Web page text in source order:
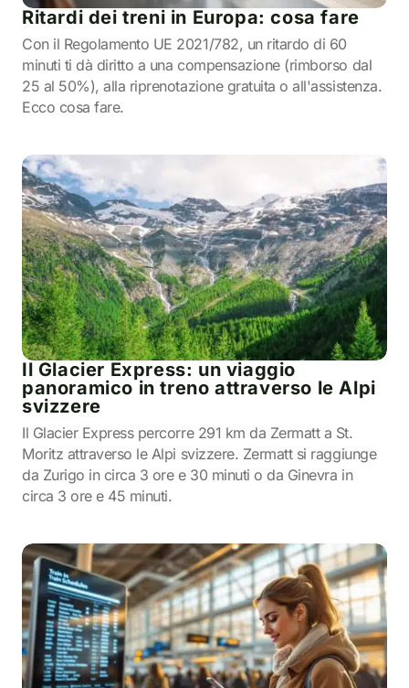
Ritardi dei treni in Europa: cosa fare
Con il Regolamento UE 2021/782, un ritardo di 60
minuti ti dà diritto a una compensazione (rimborso dal
25 al 50%), alla riprenotazione gratuita o all'assistenza.
Ecco cosa fare.
Il Glacier Express: un viaggio
panoramico in treno attraverso le Alpi
svizzere
Il Glacier Express percorre 291 km da Zermatt a St.
Moritz attraverso le Alpi svizzere. Zermatt si raggiunge
da Zurigo in circa 3 ore e 30 minuti o da Ginevra in
circa 3 ore e 45 minuti.